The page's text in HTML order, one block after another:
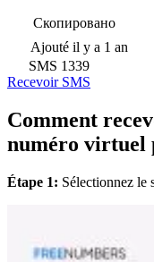
Скопировано
Ajouté il y a 1 an
SMS 1339
Recevoir SMS
Comment
numéro virtuel
Étape 1: Sélectionnez le